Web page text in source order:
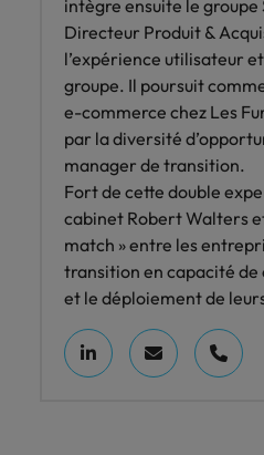
intègre ensuite le
Directeur Produit &
l’expérience utilisateur
groupe. Il poursuit
e-commerce chez Les
par la diversité
manager de transition.
Fort de cette double
cabinet Robert Walters
match » entre les
transition en capacité
et le déploiement de